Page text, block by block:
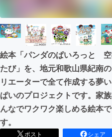
CAMPFIRE for Social
CAMPFIREふるさと納
絵本「パンダのぱいろっと
たび」を、地元和歌山県紀南
リエーターで全て作成する夢
ぱいのプロジェクトです。家
んなでワクワク楽しめる絵本で
す。
ポスト
シェア